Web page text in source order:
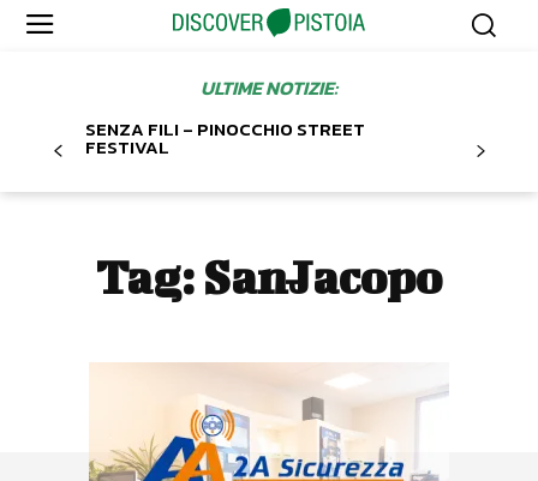
ULTIME NOTIZIE:
SENZA FILI – PINOCCHIO STREET
FESTIVAL
Tag: SanJacopo